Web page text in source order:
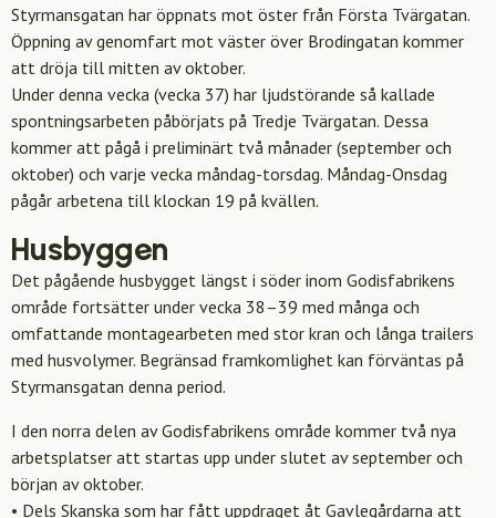
Styrmansgatan har öppnats mot öster från Första Tvärgatan.
Öppning av genomfart mot väster över Brodingatan kommer
att dröja till mitten av oktober.
Under denna vecka (vecka 37) har ljudstörande så kallade
spontningsarbeten påbörjats på Tredje Tvärgatan. Dessa
kommer att pågå i preliminärt två månader (september och
oktober) och varje vecka måndag-torsdag. Måndag-Onsdag
pågår arbetena till klockan 19 på kvällen.
Husbyggen
Det pågående husbygget längst i söder inom Godisfabrikens
område fortsätter under vecka 38–39 med många och
omfattande montagearbeten med stor kran och långa trailers
med husvolymer. Begränsad framkomlighet kan förväntas på
Styrmansgatan denna period.
I den norra delen av Godisfabrikens område kommer två nya
arbetsplatser att startas upp under slutet av september och
början av oktober.
• Dels Skanska som har fått uppdraget åt Gavlegårdarna att